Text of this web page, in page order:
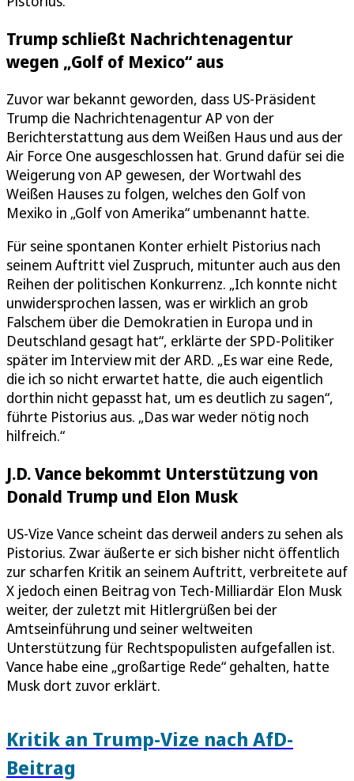
Trump schließt Nachrichtenagentur
wegen „Golf of Mexico“ aus
Zuvor war bekannt geworden, dass US-Präsident
Trump die Nachrichtenagentur AP von der
Berichterstattung aus dem Weißen Haus und aus der
Air Force One ausgeschlossen hat. Grund dafür sei die
Weigerung von AP gewesen, der Wortwahl des
Weißen Hauses zu folgen, welches den Golf von
Mexiko in „Golf von Amerika“ umbenannt hatte.
Für seine spontanen Konter erhielt Pistorius nach
seinem Auftritt viel Zuspruch, mitunter auch aus den
Reihen der politischen Konkurrenz. „Ich konnte nicht
unwidersprochen lassen, was er wirklich an grob
Falschem über die Demokratien in Europa und in
Deutschland gesagt hat“, erklärte der SPD-Politiker
später im Interview mit der ARD. „Es war eine Rede,
die ich so nicht erwartet hatte, die auch eigentlich
dorthin nicht gepasst hat, um es deutlich zu sagen“,
führte Pistorius aus. „Das war weder nötig noch
hilfreich.“
J.D. Vance bekommt Unterstützung von
Donald Trump und Elon Musk
US-Vize Vance scheint das derweil anders zu sehen als
Pistorius. Zwar äußerte er sich bisher nicht öffentlich
zur scharfen Kritik an seinem Auftritt, verbreitete auf
X jedoch einen Beitrag von Tech-Milliardär Elon Musk
weiter, der zuletzt mit Hitlergrüßen bei der
Amtseinführung und seiner weltweiten
Unterstützung für Rechtspopulisten aufgefallen ist.
Vance habe eine „großartige Rede“ gehalten, hatte
Musk dort zuvor erklärt.
Kritik an Trump-Vize nach AfD-
Beitrag